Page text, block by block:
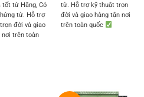
tốt từ Hãng, Có
từ. Hỗ trợ
đời và giao
nơi trên toàn
từ. Hỗ trợ kỹ thuật trọn
đời và giao hàng tận nơi
trên toàn quốc